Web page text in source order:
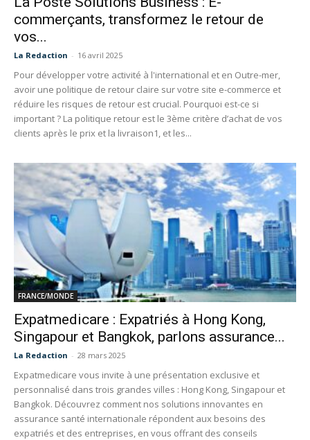
commerçants, transformez le retour de
vos...
La Redaction - 16 avril 2025
Pour développer votre activité à l'international et en Outre-mer,
avoir une politique de retour claire sur votre site e-commerce et
réduire les risques de retour est crucial. Pourquoi est-ce si
important ? La politique retour est le 3ème critère d’achat de vos
clients après le prix et la livraison1, et les...
FRANCE/MONDE
Expatmedicare : Expatriés à Hong Kong,
Singapour et Bangkok, parlons assurance...
La Redaction - 28 mars 2025
Expatmedicare vous invite à une présentation exclusive et
personnalisé dans trois grandes villes : Hong Kong, Singapour et
Bangkok. Découvrez comment nos solutions innovantes en
assurance santé internationale répondent aux besoins des
expatriés et des entreprises, en vous offrant des conseils